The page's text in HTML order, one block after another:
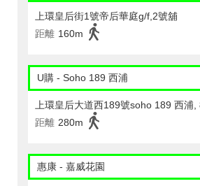
上環皇后街1號帝后華庭g/f,2號舖
距離 160m
U購 - Soho 189 西浦
上環皇后大道西189號soho 189 西浦,
距離 280m
惠康 - 嘉威花園